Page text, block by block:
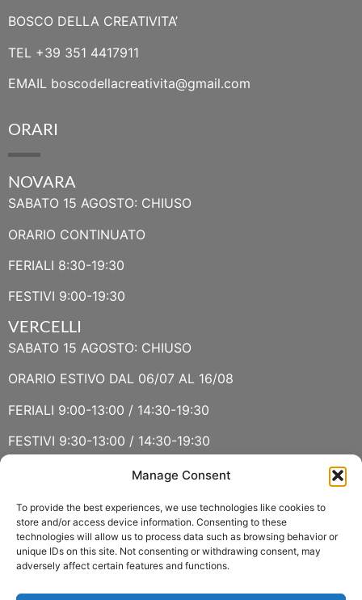
Manage Consent
To provide the best experiences, we use technologies like cookies to
store and/or access device information. Consenting to these
technologies will allow us to process data such as browsing behavior or
unique IDs on this site. Not consenting or withdrawing consent, may
adversely affect certain features and functions.
BOSCO DELLA CREATIVITA’
TEL +39 351 4417911
EMAIL boscodellacreativita@gmail.com
ORARI
NOVARA
SABATO 15 AGOSTO: CHIUSO
ORARIO CONTINUATO
FERIALI 8:30-19:30
FESTIVI 9:00-19:30
VERCELLI
SABATO 15 AGOSTO: CHIUSO
ORARIO ESTIVO DAL 06/07 AL 16/08
FERIALI 9:00-13:00 / 14:30-19:30
FESTIVI 9:30-13:00 / 14:30-19:30
SABATO 15 AGOSTO E DOMENICA 16 AGOSTO: CHIUSO
ORARIO ESTIVO LUGLIO E AGOSTO
FERIALI 8:30-13:00 / 15:00-19:00